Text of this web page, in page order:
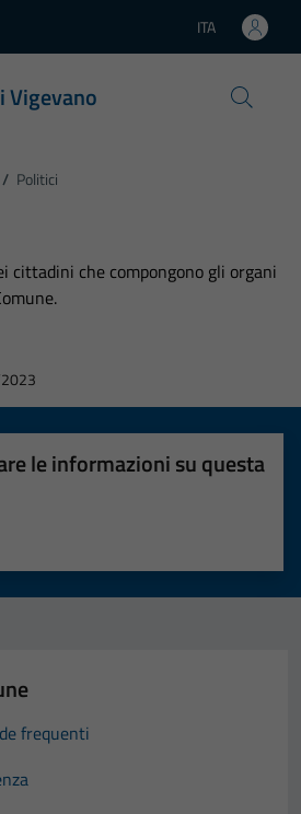
Lingua attiva:
ITA
Vigevano
/ Politici
cittadini che compongono gli organi
le informazioni su questa
5 stelle su 5
su 5
su 5
5
frequenti